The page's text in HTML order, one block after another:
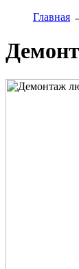
Главная